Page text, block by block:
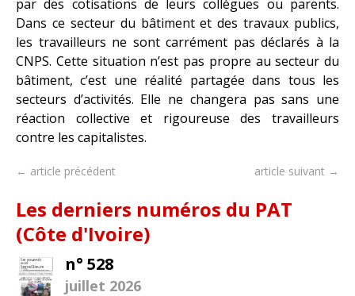
par des cotisations de leurs collègues ou parents.
Dans ce secteur du bâtiment et des travaux publics,
les travailleurs ne sont carrément pas déclarés à la
CNPS. Cette situation n’est pas propre au secteur du
bâtiment, c’est une réalité partagée dans tous les
secteurs d’activités. Elle ne changera pas sans une
réaction collective et rigoureuse des travailleurs
contre les capitalistes.
← article précédent article suivant →
Les derniers numéros du PAT
(Côte d'Ivoire)
n° 528
juillet 2026